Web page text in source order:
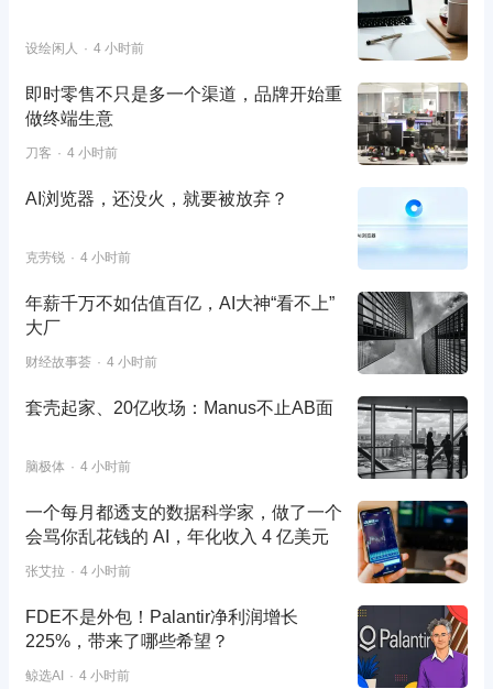
设绘闲人 4 小时前
即时零售不只是多一个渠道，品牌开始重
做终端生意
刀客 4 小时前
AI浏览器，还没火，就要被放弃？
克劳锐 4 小时前
年薪千万不如估值百亿，AI大神“看不上”
大厂
财经故事荟 4 小时前
套壳起家、20亿收场：Manus不止AB面
脑极体 4 小时前
一个每月都透支的数据科学家，做了一个
会骂你乱花钱的 AI，年化收入 4 亿美元
张艾拉 4 小时前
FDE不是外包！Palantir净利润增长
225%，带来了哪些希望？
鲸选AI 4 小时前